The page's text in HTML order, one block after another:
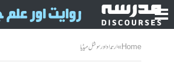
Home
»ارتداد اور سوشل میڈیا